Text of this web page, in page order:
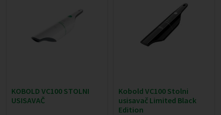
KOBOLD VC100 STOLNI
USISAVAČ
Kobold VC100 Stolni
usisavač Limited Black
Edition